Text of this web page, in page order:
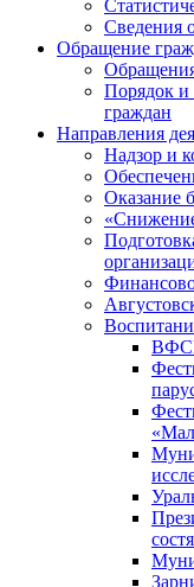
Сведения
Обращение
Порядок и
граждан
Направления
Надзор и
Оказание